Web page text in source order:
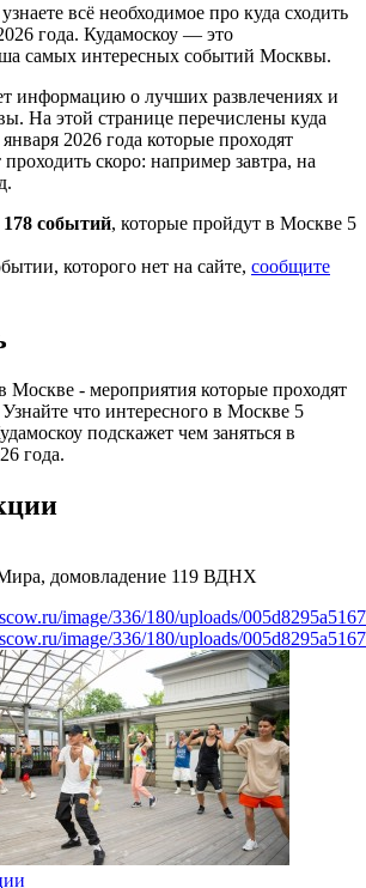
всё необходимое про куда сходить
года. Кудамоскоу — это
самых интересных событий Москвы.
информацию о лучших развлечениях и
На этой странице перечислены куда
2026 года которые проходят
проходить скоро: например завтра, на
178 событий, которые пройдут в Москве 5
которого нет на сайте, сообщите
Москве - мероприятия которые проходят
что интересного в Москве 5
подскажет чем заняться в
года.
домовладение 119 ВДНХ
image/336/180/uploads/
image/336/180/uploads/